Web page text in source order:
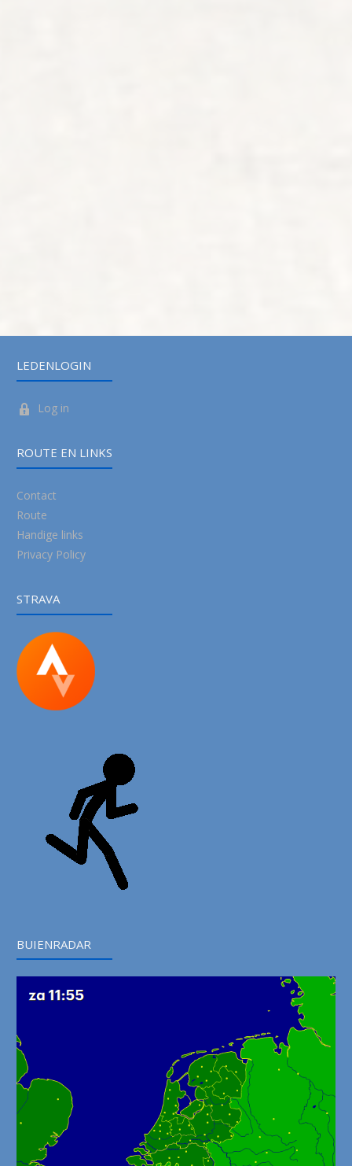
LEDENLOGIN
Log in
ROUTE EN LINKS
Contact
Route
Handige links
Privacy Policy
STRAVA
BUIENRADAR